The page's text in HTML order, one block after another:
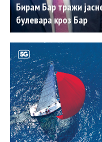
Бирам Бар тражи
булевара кроз Бар